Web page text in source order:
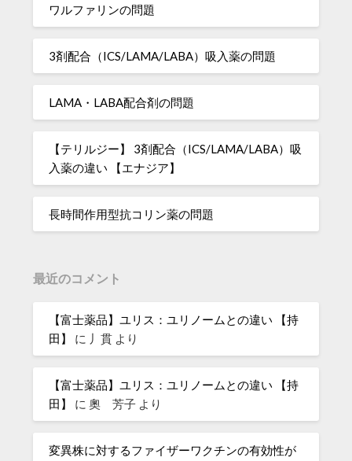
ワルファリンの問題
3剤配合（ICS/LAMA/LABA）吸入薬の問題
LAMA・LABA配合剤の問題
【テリルジー】 3剤配合（ICS/LAMA/LABA）吸
入薬の違い 【エナジア】
長時間作用型抗コリン薬の問題
最近のコメント
【富士薬品】ユリス：ユリノームとの違い 【持
田】
に 丿貫 より
【富士薬品】ユリス：ユリノームとの違い 【持
田】
に奧 芳子 より
変異株に対するファイザーワクチンの有効性が